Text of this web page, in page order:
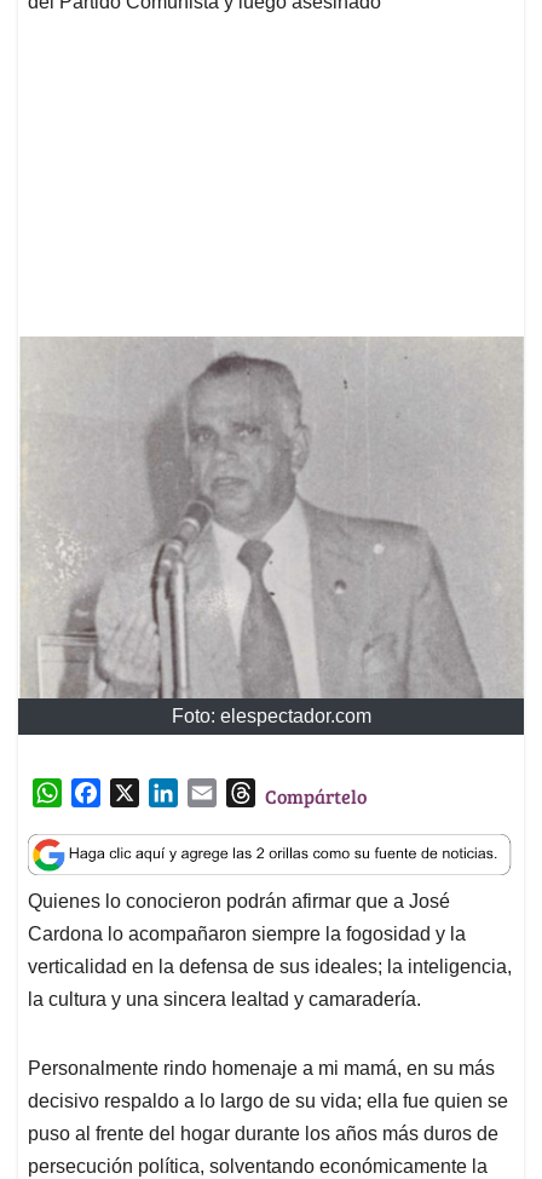
Foto: elespectador.com
W
a
t
s
A
p
p
c
e
b
o
o
k
n
k
e
d
I
n
a
i
l
T
r
e
a
d
s
Compártelo
Quienes lo conocieron podrán afirmar que a José
Cardona lo acompañaron siempre la fogosidad y la
verticalidad en la defensa de sus ideales; la inteligencia,
la cultura y una sincera lealtad y camaradería.
Personalmente rindo homenaje a mi mamá, en su más
decisivo respaldo a lo largo de su vida; ella fue quien se
puso al frente del hogar durante los años más duros de
persecución política, solventando económicamente la